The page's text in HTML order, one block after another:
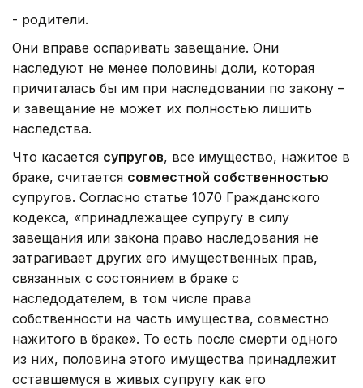
- родители.
Они вправе оспаривать завещание. Они
наследуют не менее половины доли, которая
причиталась бы им при наследовании по закону –
и завещание не может их полностью лишить
наследства.
Что касается супругов, все имущество, нажитое в
браке, считается совместной собственностью
супругов. Согласно статье 1070 Гражданского
кодекса, «принадлежащее супругу в силу
завещания или закона право наследования не
затрагивает других его имущественных прав,
связанных с состоянием в браке с
наследодателем, в том числе права
собственности на часть имущества, совместно
нажитого в браке». То есть после смерти одного
из них, половина этого имущества принадлежит
оставшемуся в живых супругу как его